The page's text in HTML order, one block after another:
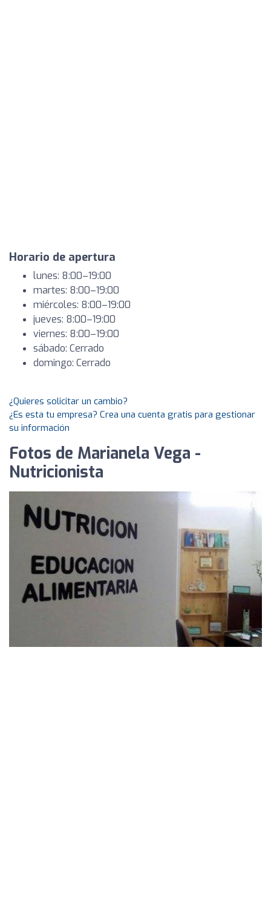
Horario de apertura
lunes: 8:00–19:00
martes: 8:00–19:00
miércoles: 8:00–19:00
jueves: 8:00–19:00
viernes: 8:00–19:00
sábado: Cerrado
domingo: Cerrado
¿Quieres solicitar un cambio?
¿Es esta tu empresa? Crea una cuenta gratis para gestionar
su información
Fotos de Marianela Vega -
Nutricionista